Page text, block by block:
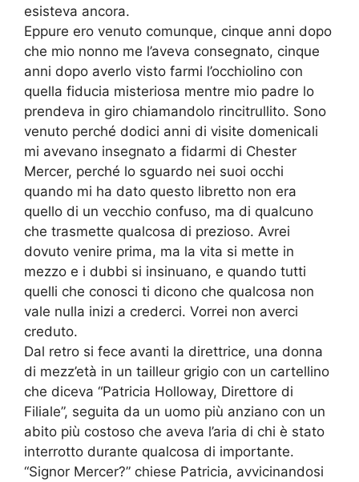
esisteva ancora.
Eppure ero venuto comunque, cinque anni dopo
che mio nonno me l’aveva consegnato, cinque
anni dopo averlo visto farmi l’occhiolino con
quella fiducia misteriosa mentre mio padre lo
prendeva in giro chiamandolo rincitrullito. Sono
venuto perché dodici anni di visite domenicali
mi avevano insegnato a fidarmi di Chester
Mercer, perché lo sguardo nei suoi occhi
quando mi ha dato questo libretto non era
quello di un vecchio confuso, ma di qualcuno
che trasmette qualcosa di prezioso. Avrei
dovuto venire prima, ma la vita si mette in
mezzo e i dubbi si insinuano, e quando tutti
quelli che conosci ti dicono che qualcosa non
vale nulla inizi a crederci. Vorrei non averci
creduto.
Dal retro si fece avanti la direttrice, una donna
di mezz’età in un tailleur grigio con un cartellino
che diceva “Patricia Holloway, Direttore di
Filiale”, seguita da un uomo più anziano con un
abito più costoso che aveva l’aria di chi è stato
interrotto durante qualcosa di importante.
“Signor Mercer?” chiese Patricia, avvicinandosi